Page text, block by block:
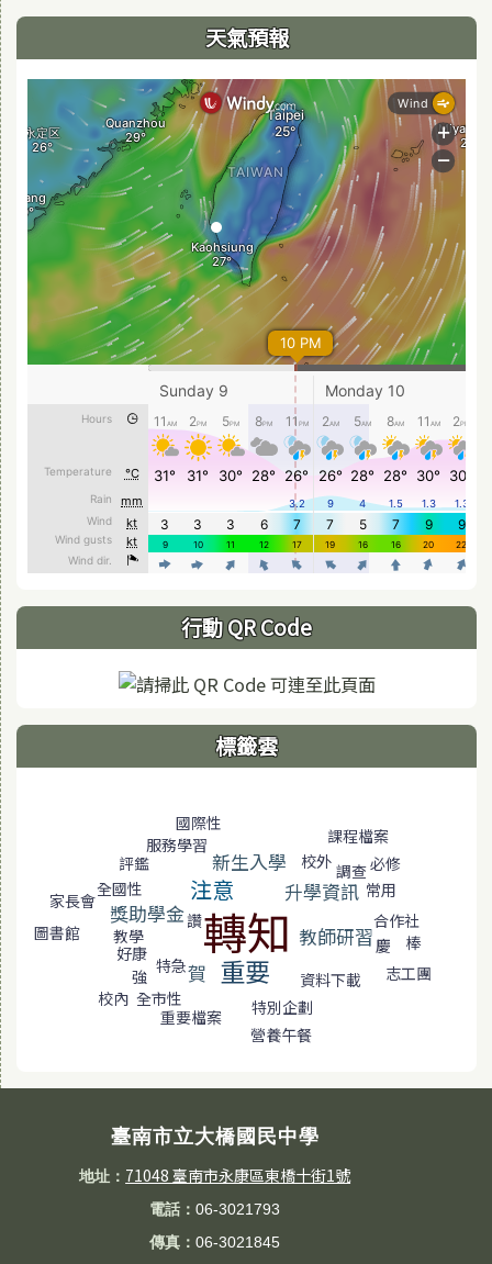
天氣預報
行動 QR Code
標籤雲
國際性
評鑑
服務學習 課程檔案
新生入學
校外
家長會
全國性 注意
調查必修
獎助學金 轉知
升學資訊 常用
圖書館
教學
讚
合作社
好康
教師研習
強 特急賀 重要
慶 棒
校內 全市性
資料下載
志工團
重要檔案
特別企劃
營養午餐
臺南市立大橋國民中學
地址： 71048 臺南市永康區東橋十街1號
電話：06-3021793
傳真：06-3021845